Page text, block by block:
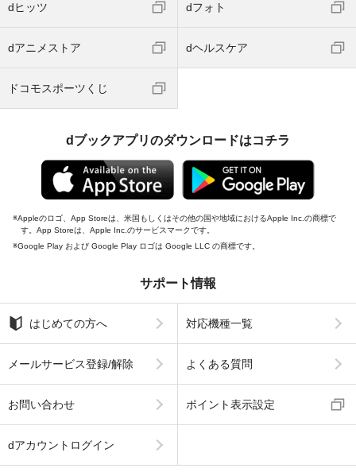
dヒッツ dフォト
dアニメストア dヘルスケア
ドコモスポーツくじ
dブックアプリのダウンロードはコチラ
Appleのロゴ、App Storeは、米国もしくはその他の国や地域におけるApple Inc.の商標で
す。App Storeは、Apple Inc.のサービスマークです。
Google Play および Google Play ロゴは Google LLC の商標です。
サポート情報
はじめての方へ 対応機種一覧
メールサービス登録/解除 よくある質問
お問い合わせ ポイント表示設定
dアカウントログイン